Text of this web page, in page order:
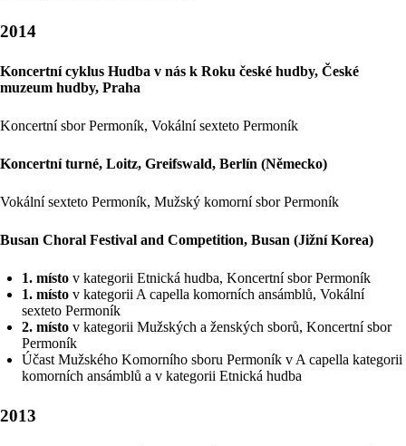
2014
Koncertní cyklus Hudba v nás k Roku české hudby, České
muzeum hudby, Praha
Koncertní sbor Permoník, Vokální sexteto Permoník
Koncertní turné, Loitz, Greifswald, Berlín (Německo)
Vokální sexteto Permoník, Mužský komorní sbor Permoník
Busan Choral Festival and Competition, Busan (Jižní Korea)
1. místo v kategorii Etnická hudba, Koncertní sbor Permoník
1. místo v kategorii A capella komorních ansámblů, Vokální
sexteto Permoník
2. místo v kategorii Mužských a ženských sborů, Koncertní sbor
Permoník
Účast Mužského Komorního sboru Permoník v A capella kategorii
komorních ansámblů a v kategorii Etnická hudba
2013